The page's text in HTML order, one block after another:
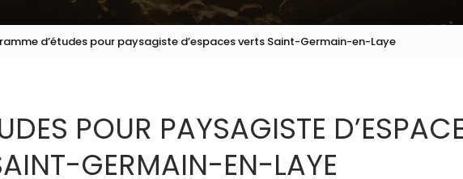
d’études pour paysagiste d’espaces verts Saint-Germain-en-Laye
POUR PAYSAGISTE
GERMAIN-EN-LAYE